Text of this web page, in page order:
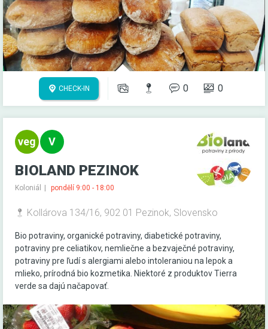
CHECK-IN 0 0
BIOLAND PEZINOK
Koloniál pondělí 9:00 - 18:00
Kollárova 134/16, 902 01 Pezinok, Slovensko
Bio potraviny, organické potraviny, diabetické potraviny,
potraviny pre celiatikov, nemliečne a bezvaječné potraviny,
potraviny pre ľudí s alergiami alebo intoleraniou na lepok a
mlieko, prírodná bio kozmetika. Niektoré z produktov Tierra
verde sa dajú načapovať.